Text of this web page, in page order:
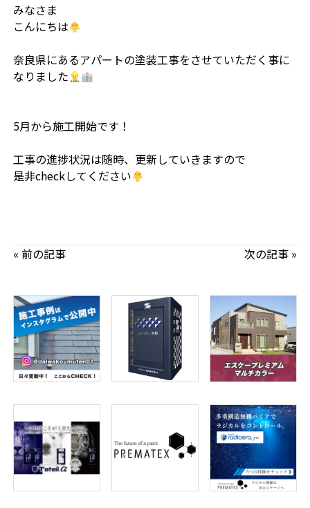
みなさま
こんにちは
奈良県にあるアパートの塗装工事をさせていただく事に
なりました
5月から施工開始です！
工事の進捗状況は随時、更新していきますので
是非checkしてください
« 前の記事 次の記事 »